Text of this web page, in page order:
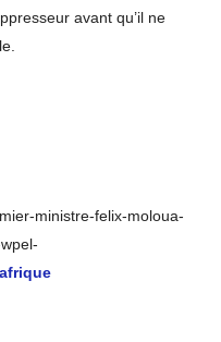
avant qu’il ne
ministre-felix-moloua-